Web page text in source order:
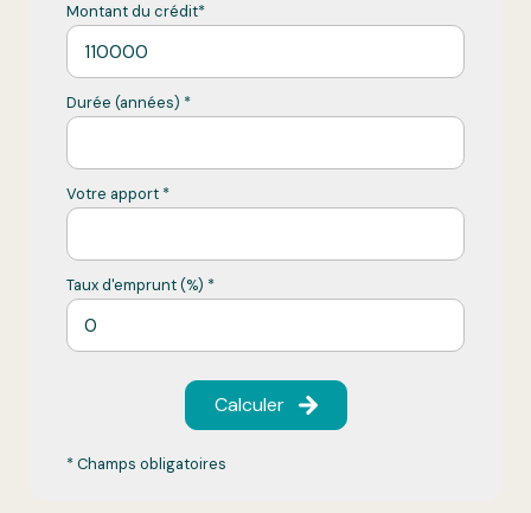
Montant du crédit*
Durée (années) *
Votre apport *
Taux d'emprunt (%) *
Calculer
* Champs obligatoires